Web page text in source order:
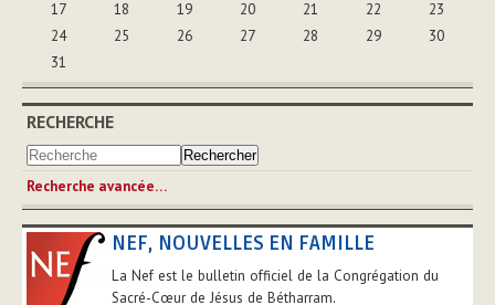
17
18 19 20 21 22
23
24
25 26 27 28 29
30
31
RECHERCHE
Recherche avancée…
NEF, NOUVELLES EN FAMILLE
La Nef est le bulletin officiel de la Congrégation du
Sacré-Cœur de Jésus de Bétharram.